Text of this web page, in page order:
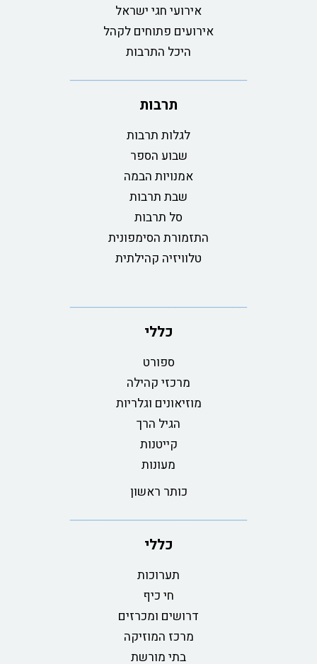
אירועי חגי ישראל
אירועים פתוחים לקהל
היכל התרבות
תרבות
לגלות תרבות
שבוע הספר
אמנויות הבמה
שבת תרבות
סל תרבות
התזמורת הסימפונית
טלוויזיה קהילתית
כללי
ספורט
מרכזי קהילה
מוזיאונים וגלריות
הגיל הרך
קייטנות
מעונות
כותר ראשון
כללי
תערוכות
חי כיף
דרושים ומכרזים
מרכז המוזיקה
בתי מורשת